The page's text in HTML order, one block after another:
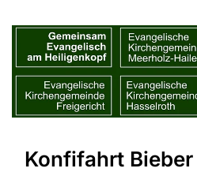
Konfifahrt Bieber